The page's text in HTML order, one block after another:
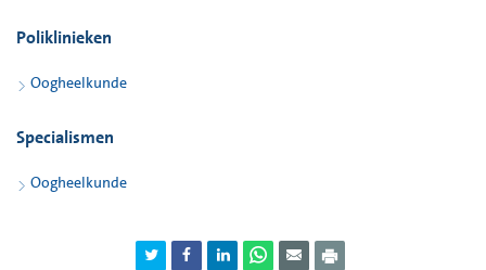
is individueel, en complicaties kunnen altijd optreden. Soms
resultaat te bereiken.
Poliklinieken
Oogheelkunde
Specialismen
Oogheelkunde